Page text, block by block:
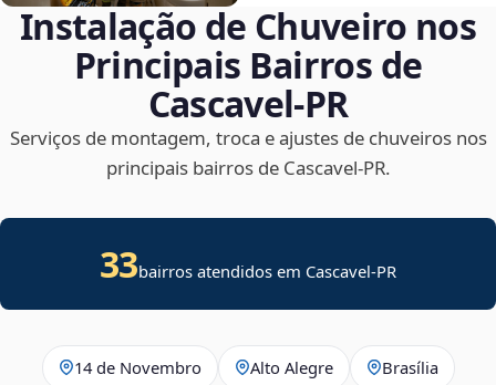
Instalação de Chuveiro nos
Principais Bairros de
Cascavel‑PR
Serviços de montagem, troca e ajustes de chuveiros nos
principais bairros de Cascavel‑PR.
33bairros atendidos em Cascavel-PR
14 de Novembro Alto Alegre Brasília